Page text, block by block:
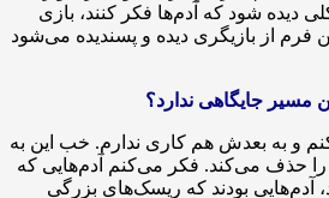
دیده شود که آدم‌ها فکر کنند، بازی
فرم از بازیگری دیده و پسندیده می‌شود
جایگاهی ندارد؟
و به بعدش هم کاری ندارم. خب این به
حذف می‌کند. فکر می‌کنم آدم‌هایی که
آدم‌هایی بودند که ریسک‌های بزرگی